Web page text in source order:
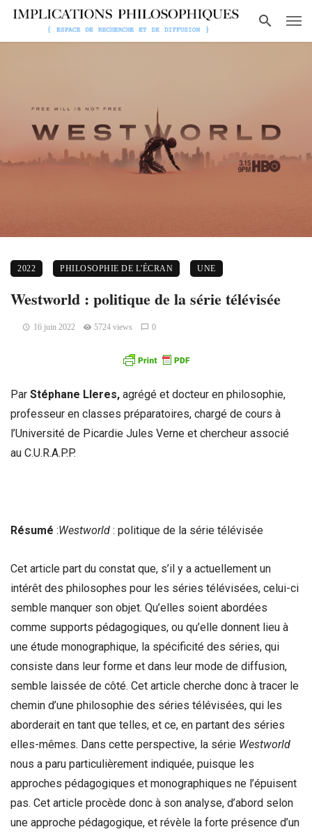
2022 PHILOSOPHIE DE L'ÉCRAN UNE
Westworld : politique de la série télévisée
16 juin 2022 5724 views 0
Par Stéphane Lleres, agrégé et docteur en philosophie,
professeur en classes préparatoires, chargé de cours à
l’Université de Picardie Jules Verne et chercheur associé
au C.U.R.A.P.P.
Résumé :Westworld : politique de la série télévisée
Cet article part du constat que, s’il y a actuellement un
intérêt des philosophes pour les séries télévisées, celui-ci
semble manquer son objet. Qu’elles soient abordées
comme supports pédagogiques, ou qu’elle donnent lieu à
une étude monographique, la spécificité des séries, qui
consiste dans leur forme et dans leur mode de diffusion,
semble laissée de côté. Cet article cherche donc à tracer le
chemin d’une philosophie des séries télévisées, qui les
aborderait en tant que telles, et ce, en partant des séries
elles-mêmes. Dans cette perspective, la série Westworld
nous a paru particulièrement indiquée, puisque les
approches pédagogiques et monographiques ne l’épuisent
pas. Cet article procède donc à son analyse, d’abord selon
une approche pédagogique, et révèle la forte présence d’un